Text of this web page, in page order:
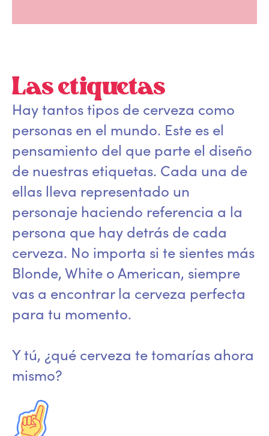
Las etiquetas
Hay tantos tipos de cerveza como
personas en el mundo. Este es el
pensamiento del que parte el diseño
de nuestras etiquetas. Cada una de
ellas lleva representado un
personaje haciendo referencia a la
persona que hay detrás de cada
cerveza. No importa si te sientes más
Blonde, White o American, siempre
vas a encontrar la cerveza perfecta
para tu momento.
Y tú, ¿qué cerveza te tomarías ahora
mismo?